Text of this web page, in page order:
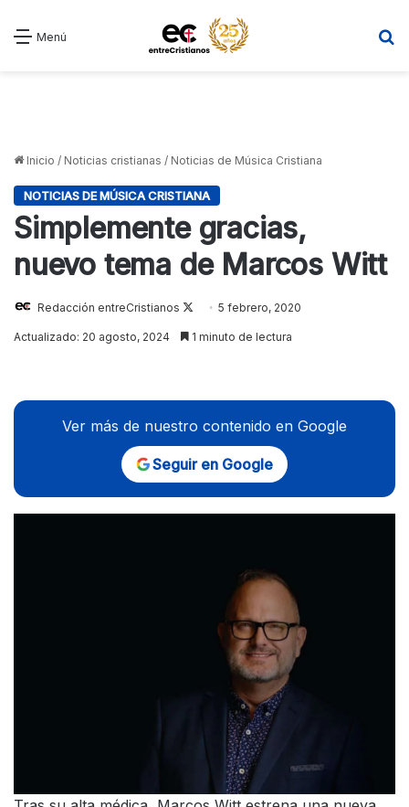
Menú
Inicio / Noticias cristianas / Noticias de Música Cristiana
NOTICIAS DE MÚSICA CRISTIANA
Simplemente gracias,
nuevo tema de Marcos Witt
Redacción entreCristianos
Follow5 febrero, 2020
Actualizado: 20 agosto, 2024 1 minuto de lectura
Ver más de nuestro contenido en Google
Seguir en Google